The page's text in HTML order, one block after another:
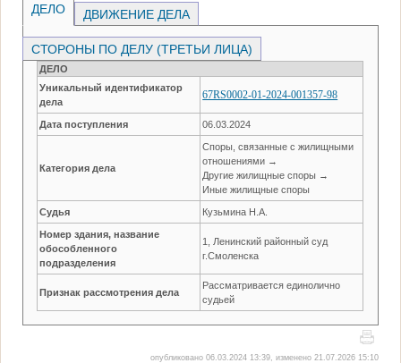
ДЕЛО ДВИЖЕНИЕ ДЕЛА
СТОРОНЫ ПО ДЕЛУ (ТРЕТЬИ ЛИЦА)
ДЕЛО
Уникальный идентификатор
дела
67RS0002-01-2024-001357-98
Дата поступления 06.03.2024
Категория дела
Споры, связанные с жилищными
отношениями →
Другие жилищные споры →
Иные жилищные споры
Судья Кузьмина Н.А.
Номер здания, название
обособленного
подразделения
1, Ленинский районный суд
г.Смоленска
Признак рассмотрения дела
Рассматривается единолично
судьей
опубликовано 06.03.2024 13:39, изменено 21.07.2026 15:10